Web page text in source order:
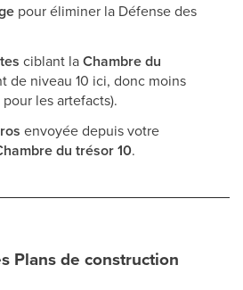
pour éliminer la Défense des
ciblant laChambre du
de niveau 10 ici, donc moins
les artefacts).
envoyée depuis votre
du trésor 10.
Plans de construction